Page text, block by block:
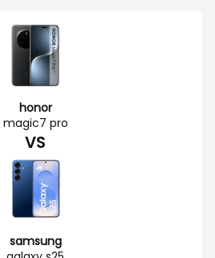
honor
magic7 pro
VS
samsung